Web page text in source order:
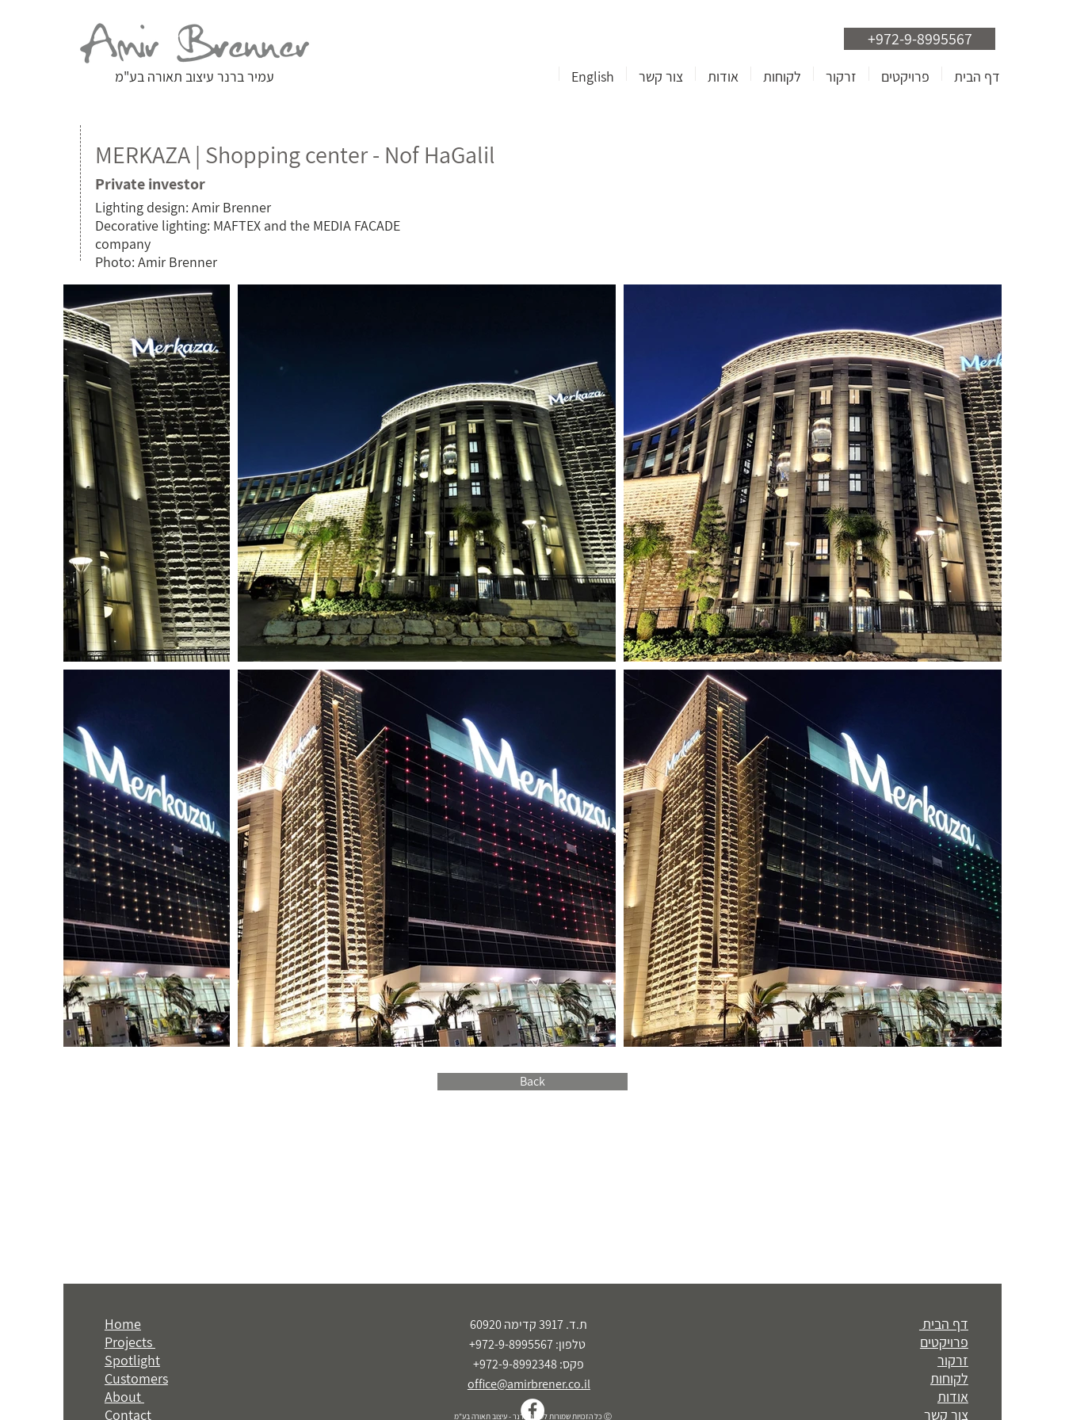
עמיר ברנר עיצוב תאורה בע"מ
+972-9-8995567
דף הבית פרויקטים זרקור לקוחות אודות צור קשר English
MERKAZA | Shopping center - Nof HaGalil
Private investor
Lighting design: Amir Brenner
Decorative lighting: MAFTEX and the MEDIA FACADE
company
Photo: Amir Brenner
Back
Home
Projects
Spotlight
Customers
About
Contact
ת.ד. 3917 קדימה 60920
טלפון: 972-9-8995567+
פקס: 972-9-8992348+
office@amirbrener.co.il
Ⓒ כל הזכויות שמורות לעמיר ברנר - עיצוב תאורה בע"מ
דף הבית
פרויקטים
זרקור
לקוחות
אודות
צור קשר